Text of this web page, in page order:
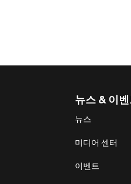
뉴스 & 이
뉴스
미디어 센터
이벤트